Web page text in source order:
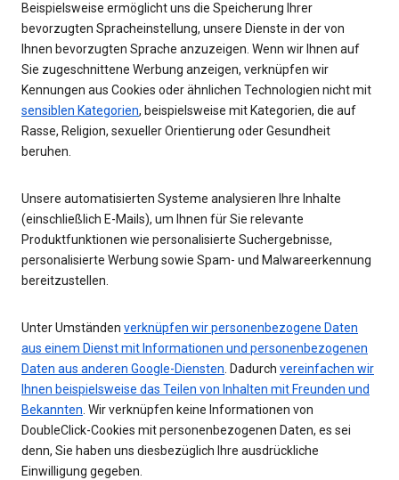
Beispielsweise ermöglicht uns die Speicherung Ihrer
bevorzugten Spracheinstellung, unsere Dienste in der von
Ihnen bevorzugten Sprache anzuzeigen. Wenn wir Ihnen auf
Sie zugeschnittene Werbung anzeigen, verknüpfen wir
Kennungen aus Cookies oder ähnlichen Technologien nicht mit
sensiblen Kategorien, beispielsweise mit Kategorien, die auf
Rasse, Religion, sexueller Orientierung oder Gesundheit
beruhen.
Unsere automatisierten Systeme analysieren Ihre Inhalte
(einschließlich E-Mails), um Ihnen für Sie relevante
Produktfunktionen wie personalisierte Suchergebnisse,
personalisierte Werbung sowie Spam- und Malwareerkennung
bereitzustellen.
Unter Umständen verknüpfen wir personenbezogene Daten
aus einem Dienst mit Informationen und personenbezogenen
Daten aus anderen Google-Diensten. Dadurch vereinfachen wir
Ihnen beispielsweise das Teilen von Inhalten mit Freunden und
Bekannten. Wir verknüpfen keine Informationen von
DoubleClick-Cookies mit personenbezogenen Daten, es sei
denn, Sie haben uns diesbezüglich Ihre ausdrückliche
Einwilligung gegeben.